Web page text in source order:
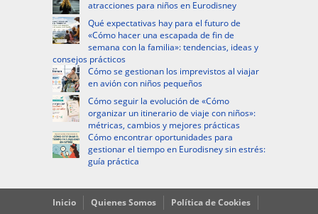
atracciones para niños en Eurodisney
Qué expectativas hay para el futuro de
«Cómo hacer una escapada de fin de
semana con la familia»: tendencias, ideas y
consejos prácticos
Cómo se gestionan los imprevistos al viajar
en avión con niños pequeños
Cómo seguir la evolución de «Cómo
organizar un itinerario de viaje con niños»:
métricas, cambios y mejores prácticas
Cómo encontrar oportunidades para
gestionar el tiempo en Eurodisney sin estrés:
guía práctica
Inicio Quienes Somos Política de Cookies